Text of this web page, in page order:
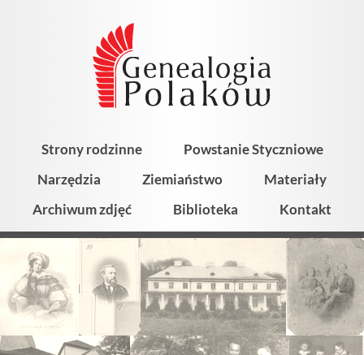
Strony rodzinne
Powstanie Styczniowe
Narzędzia
Ziemiaństwo
Materiały
Archiwum zdjęć
Biblioteka Kontakt